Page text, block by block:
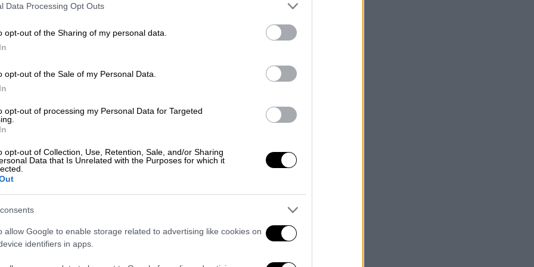
Data Processing Opt Outs
opt-out of the Sharing of my personal data.
opt-out of the Sale of my Personal Data.
opt-out of processing my Personal Data for Targeted
opt-out of Collection, Use, Retention, Sale, and/or Sharing
Data that Is Unrelated with the Purposes for which it
allow Google to enable storage related to advertising like cookies on
identifiers in apps.
το ΕΘΝΟΣ στη Google
λιμενικέςΑρχέςμε τη βοήθεια
του Λιτοχώρου.
του Πλαταμώνα και της Σκάλας Κατερίνης
Συντονισμού Έρευνας και Διάσωσης
ερασιτεχνικό σκάφος σε δυσχερή
στη θαλάσσια περιοχή του
του Λιτόχωρου.